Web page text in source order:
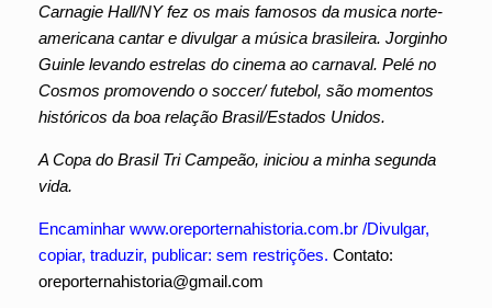
Carnagie Hall/NY fez os mais famosos da musica norte-
americana cantar e divulgar a música brasileira. Jorginho
Guinle levando estrelas do cinema ao carnaval. Pelé no
Cosmos promovendo o soccer/ futebol, são momentos
históricos da boa relação Brasil/Estados Unidos.
A Copa do Brasil Tri Campeão, iniciou a minha segunda
vida.
Encaminhar www.oreporternahistoria.com.br /Divulgar,
copiar, traduzir, publicar: sem restrições. Contato:
oreporternahistoria@gmail.com